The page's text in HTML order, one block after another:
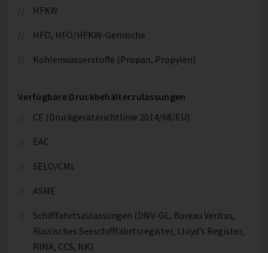
HFKW
HFO, HFO/HFKW-Gemische
Kohlenwasserstoffe (Propan, Propylen)
Verfügbare Druckbehälterzulassungen
CE (Druckgeräterichtlinie 2014/68/EU)
EAC
SELO/CML
ASME
Schifffahrtszulassungen (DNV-GL, Bureau Veritas,
Russisches Seeschifffahrtsregister, Lloyd’s Register,
RINA, CCS, NK)